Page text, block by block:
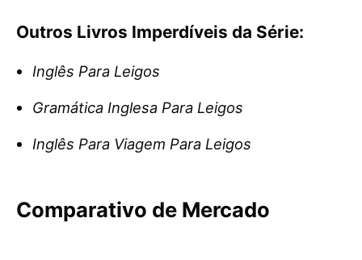
Outros Livros Imperdíveis da Série:
Inglês Para Leigos
Gramática Inglesa Para Leigos
Inglês Para Viagem Para Leigos
Comparativo de Mercado